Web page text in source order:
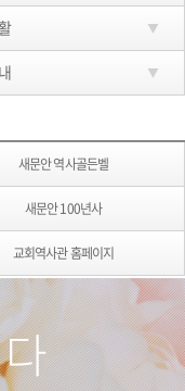
새문안 역사골든벨
새문안 100년사
교회역사관 홈페이지